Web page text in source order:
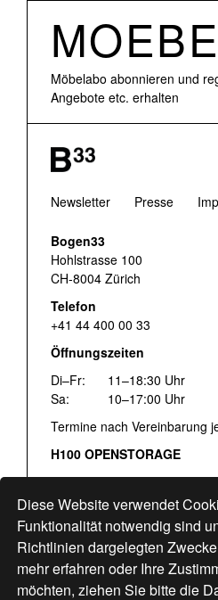
Diese Website verwendet
Funktionalität notwendig sind
Richtlinien dargelegten
mehr erfahren oder Ihre
möchten, ziehen Sie bitte die
Möbelabo abonnieren und
Angebote etc. erhalten
Newsletter Presse
Bogen33
Hohlstrasse 100
CH-8004 Zürich
Telefon
+41 44 400 00 33
Öffnungszeiten
Di–Fr:
11–18:30 Uhr
Sa:
10–17:00 Uhr
Termine nach Vereinbarung
H100 OPENSTORAGE
Fr:
16:00–18:30 Uhr
Sa: 12:00–17:00 Uhr
Hohlstrasse 122
www.bogen33.ch